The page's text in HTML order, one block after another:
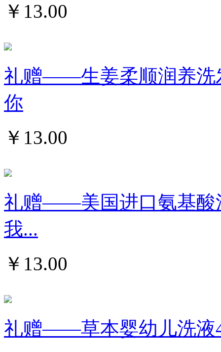
￥ 13.00
礼赠——生姜柔顺润养洗
你
￥ 13.00
礼赠——美国进口氨基酸
我...
￥ 13.00
礼赠——草本婴幼儿洗液